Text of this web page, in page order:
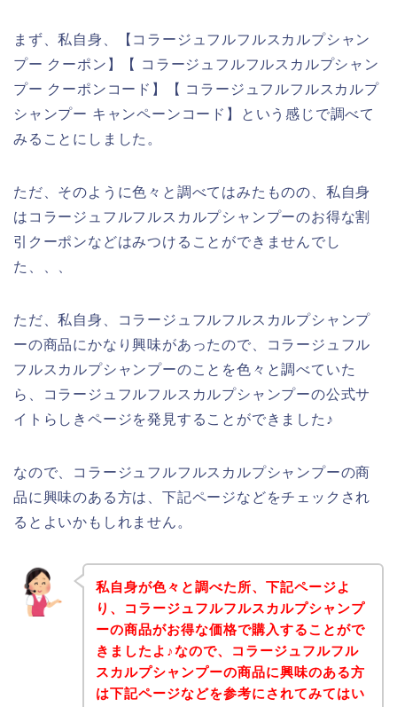
まず、私自身、【コラージュフルフルスカルプシャン
プー クーポン】【 コラージュフルフルスカルプシャン
プー クーポンコード】【 コラージュフルフルスカルプ
シャンプー キャンペーンコード】という感じで調べて
みることにしました。
ただ、そのように色々と調べてはみたものの、私自身
はコラージュフルフルスカルプシャンプーのお得な割
引クーポンなどはみつけることができませんでし
た、、、
ただ、私自身、コラージュフルフルスカルプシャンプ
ーの商品にかなり興味があったので、コラージュフル
フルスカルプシャンプーのことを色々と調べていた
ら、コラージュフルフルスカルプシャンプーの公式サ
イトらしきページを発見することができました♪
なので、コラージュフルフルスカルプシャンプーの商
品に興味のある方は、下記ページなどをチェックされ
るとよいかもしれません。
私自身が色々と調べた所、下記ページよ
り、コラージュフルフルスカルプシャンプ
ーの商品がお得な価格で購入することがで
きましたよ♪なので、コラージュフルフル
スカルプシャンプーの商品に興味のある方
は下記ページなどを参考にされてみてはい